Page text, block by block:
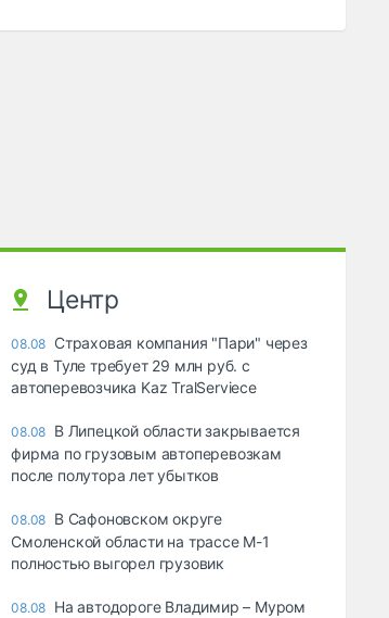
Центр
08.08 Страховая компания "Пари" через
суд в Туле требует 29 млн руб. с
автоперевозчика Kaz TralServiece
08.08 В Липецкой области закрывается
фирма по грузовым автоперевозкам
после полутора лет убытков
08.08 В Сафоновском округе
Смоленской области на трассе М-1
полностью выгорел грузовик
08.08 На автодороге Владимир – Муром